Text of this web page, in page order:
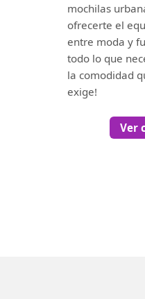
mochilas
ofrecerte el
entre moda y
todo lo que
la comodidad
exige!
Ver